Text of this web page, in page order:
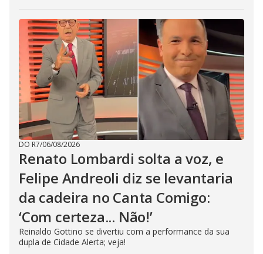
DO R7/06/08/2026
Renato Lombardi solta a voz, e
Felipe Andreoli diz se levantaria
da cadeira no Canta Comigo:
‘Com certeza... Não!’
Reinaldo Gottino se divertiu com a performance da sua
dupla de Cidade Alerta; veja!